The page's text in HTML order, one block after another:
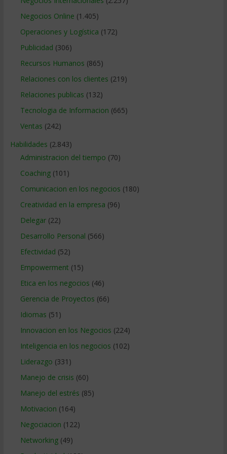
Negocios Online (1.405)
Operaciones y Logística (172)
Publicidad (306)
Recursos Humanos (865)
Relaciones con los clientes (219)
Relaciones publicas (132)
Tecnologia de Informacion (665)
Ventas (242)
Habilidades (2.843)
Administracion del tiempo (70)
Coaching(101)
Comunicacion en los negocios (180)
Creatividad en la empresa (96)
Delegar(22)
Desarrollo Personal (566)
Efectividad (52)
Empowerment (15)
Etica en los negocios (46)
Gerencia de Proyectos (66)
Idiomas (51)
Innovacion en los Negocios (224)
Inteligencia en los negocios (102)
Liderazgo (331)
Manejo de crisis (60)
Manejo del estrés (85)
Motivacion (164)
Negociacion (122)
Networking(49)